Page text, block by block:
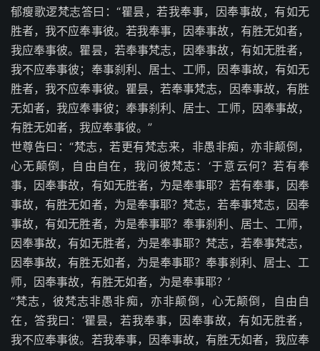
郁瘦歌逻梵志答曰：“瞿昙，若我奉事，因奉事故，有如无
胜者，我不应奉事彼。若我奉事，因奉事故，有胜无如者，
我应奉事彼。瞿昙，若奉事梵志，因奉事故，有如无胜者，
我不应奉事彼；奉事刹利、居士、工师，因奉事故，有如无
胜者，我不应奉事彼。瞿昙，若奉事梵志，因奉事故，有胜
无如者，我应奉事彼；奉事刹利、居士、工师，因奉事故，
有胜无如者，我应奉事彼。”
世尊告曰：“梵志，若更有梵志来，非愚非痴，亦非颠倒，
心无颠倒，自由自在，我问彼梵志：‘于意云何？若有奉
事，因奉事故，有如无胜者，为是奉事耶？若有奉事，因奉
事故，有胜无如者，为是奉事耶？梵志，若奉事梵志，因奉
事故，有如无胜者，为是奉事耶？奉事刹利、居士、工师，
因奉事故，有如无胜者，为是奉事耶？梵志，若奉事梵志，
因奉事故，有胜无如者，为是奉事耶？奉事刹利、居士、工
师，因奉事故，有胜无如者，为是奉事耶？’
“梵志，彼梵志非愚非痴，亦非颠倒，心无颠倒，自由自
在，答我曰：‘瞿昙，若我奉事，因奉事故，有如无胜者，
我不应奉事彼。若我奉事，因奉事故，有胜无如者，我应奉